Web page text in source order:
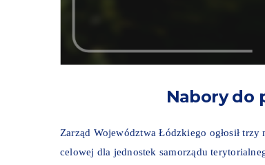
Nabory do
Zarząd Województwa Łódzkiego ogłosił
celowej dla jednostek samorządu